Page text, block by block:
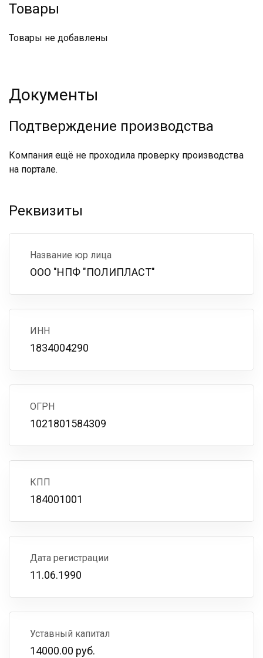
Товары
Товары не добавлены
Документы
Подтверждение производства
Компания ещё не проходила проверку производства
на портале.
Реквизиты
Название юр лица
ООО "НПФ "ПОЛИПЛАСТ"
ИНН
1834004290
ОГРН
1021801584309
КПП
184001001
Дата регистрации
11.06.1990
Уставный капитал
14000.00 руб.